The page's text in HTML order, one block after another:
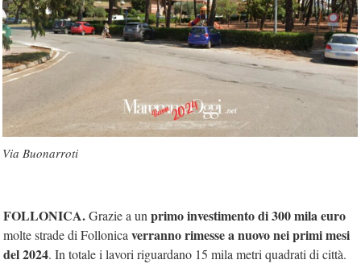
Via Buonarroti
FOLLONICA.Grazie a un primo investimento di 300 mila euro
molte strade di Follonica verranno rimesse a nuovo nei primi mesi
del 2024. In totale i lavori riguardano 15 mila metri quadrati di città.